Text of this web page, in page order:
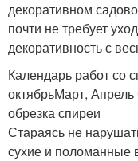
декоративном
почти не требует
декоративность с
Календарь работ со
октябрьМарт,
обрезка спиреи
Стараясь не
сухие и поломанные